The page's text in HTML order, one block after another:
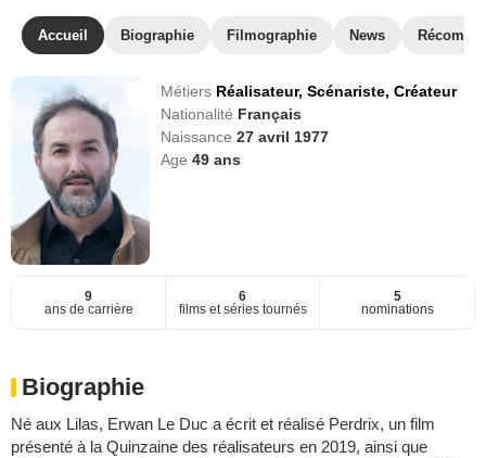
Accueil Biographie Filmographie News
Métiers Réalisateur,Scénariste,Créateur
Nationalité Français
Naissance27 avril 1977
Age49 ans
9
ans de carrière
6
films et séries tournés
5
nominations
Biographie
Né aux Lilas, Erwan Le Duc a écrit et réalisé Perdrix, un film
présenté à la Quinzaine des réalisateurs en 2019, ainsi que